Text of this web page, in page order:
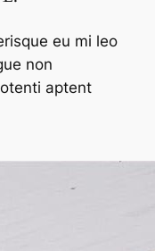
eu mi leo
non
aptent